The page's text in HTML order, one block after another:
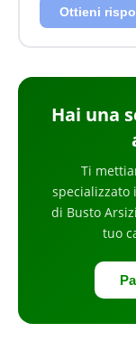
Ottieni
Hai una
Ti
specializzato
di Busto
tuo